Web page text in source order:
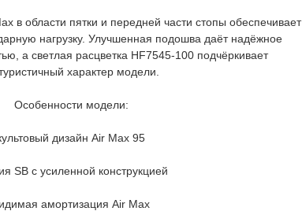
в области пятки и передней части стопы обеспечивает
нагрузку. Улучшенная подошва даёт надёжное
а светлая расцветка HF7545-100 подчёркивает
характер модели.
Особенности модели:
дизайн Air Max 95
SB с усиленной конструкцией
амортизация Air Max